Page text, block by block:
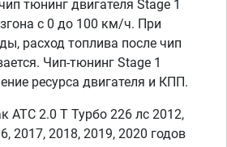
тюнинг двигателя Stage 1
с 0 до 100 км/ч. При
расход топлива после чип
Чип-тюнинг Stage 1
ресурса двигателя и КПП.
АТС 2.0 T Турбо 226 лс 2012,
2017, 2018, 2019, 2020 годов